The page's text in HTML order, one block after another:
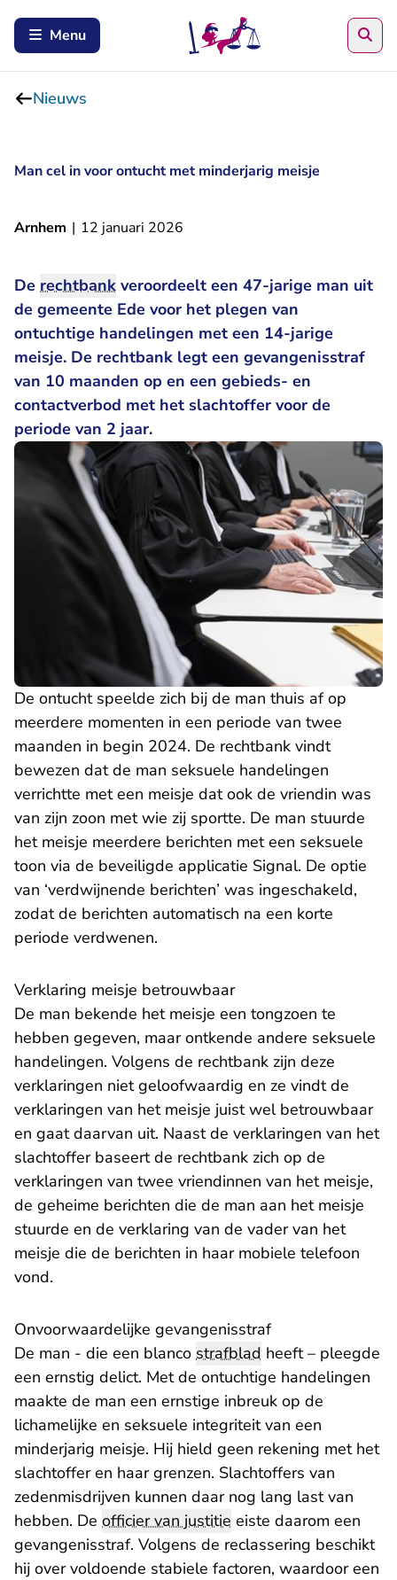
Menu
Nieuws
Man cel in voor ontucht met minderjarig meisje
Arnhem | 12 januari 2026
De rechtbank veroordeelt een 47-jarige man uit
de gemeente Ede voor het plegen van
ontuchtige handelingen met een 14-jarige
meisje. De rechtbank legt een gevangenisstraf
van 10 maanden op en een gebieds- en
contactverbod met het slachtoffer voor de
periode van 2 jaar.
De ontucht speelde zich bij de man thuis af op
meerdere momenten in een periode van twee
maanden in begin 2024. De rechtbank vindt
bewezen dat de man seksuele handelingen
verrichtte met een meisje dat ook de vriendin was
van zijn zoon met wie zij sportte. De man stuurde
het meisje meerdere berichten met een seksuele
toon via de beveiligde applicatie Signal. De optie
van ‘verdwijnende berichten’ was ingeschakeld,
zodat de berichten automatisch na een korte
periode verdwenen.
Verklaring meisje betrouwbaar
De man bekende het meisje een tongzoen te
hebben gegeven, maar ontkende andere seksuele
handelingen. Volgens de rechtbank zijn deze
verklaringen niet geloofwaardig en ze vindt de
verklaringen van het meisje juist wel betrouwbaar
en gaat daarvan uit. Naast de verklaringen van het
slachtoffer baseert de rechtbank zich op de
verklaringen van twee vriendinnen van het meisje,
de geheime berichten die de man aan het meisje
stuurde en de verklaring van de vader van het
meisje die de berichten in haar mobiele telefoon
vond.
Onvoorwaardelijke gevangenisstraf
De man - die een blanco strafblad heeft – pleegde
een ernstig delict. Met de ontuchtige handelingen
maakte de man een ernstige inbreuk op de
lichamelijke en seksuele integriteit van een
minderjarig meisje. Hij hield geen rekening met het
slachtoffer en haar grenzen. Slachtoffers van
zedenmisdrijven kunnen daar nog lang last van
hebben. De officier van justitie eiste daarom een
gevangenisstraf. Volgens de reclassering beschikt
hij over voldoende stabiele factoren, waardoor een